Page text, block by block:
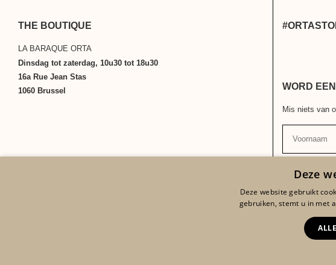
THE BOUTIQUE
LA BARAQUE ORTA
Dinsdag tot zaterdag, 10u30 tot 18u30
16a Rue Jean Stas
1060 Brussel
WORD
Mis niets van
mailadres
Ik
Deze
Deze website gebruikt
gebruiken, stemt u in met